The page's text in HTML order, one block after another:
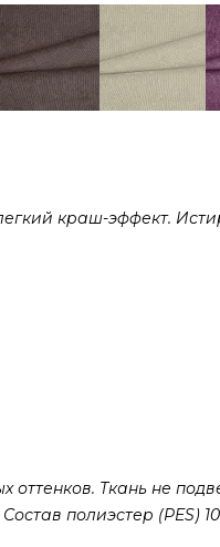
краш-эффект.
оттенков. Ткань не
полиэстер (PES)